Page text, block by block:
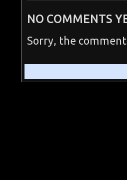
NO COMMENTS
Sorry, the